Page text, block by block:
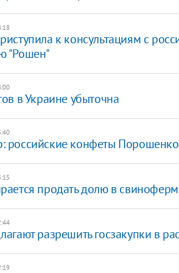
к консультациям с
"Рошен"
в Украине убыточна
российские конфеты
продать долю в
разрешить госзакупки в